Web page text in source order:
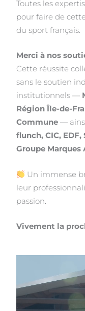
Toutes les
pour faire de
du sport français.
Merci à nos
Cette réussite
sans le soutien
institutionnels —
Région Île-de-
Commune —
flunch, CIC,
Groupe Marques
Un immense
leur
passion.
Vivement la